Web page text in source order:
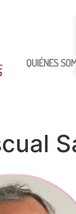
QUIÉNES